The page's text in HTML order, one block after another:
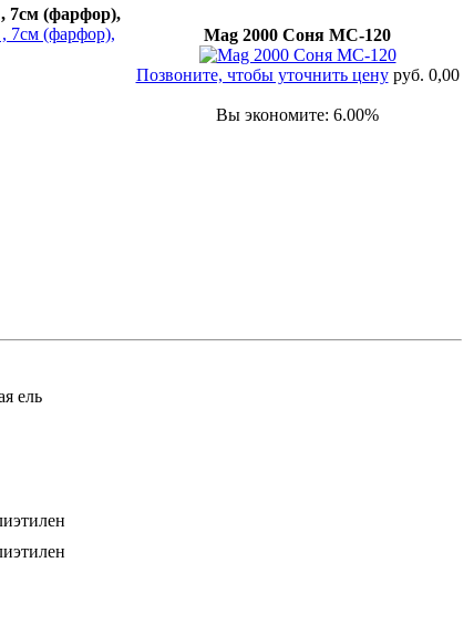
7см (фарфор),
Mag 2000 Соня МС-120
Позвоните, чтобы уточнить цену руб. 0,00
Вы экономите: 6.00%
ель